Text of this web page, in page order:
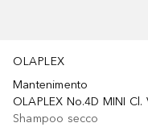
OLAPLEX
Mantenimento
Shampoo secco